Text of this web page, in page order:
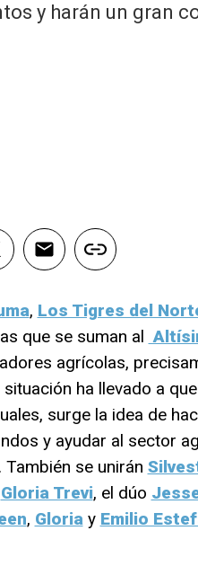
y harán un gran
, Los Tigres del
que se suman al
agrícolas,
ha llevado a
surge la idea de
y ayudar al sector
se unirán
Gloria Trevi, el dúo
, Gloriay Emilio